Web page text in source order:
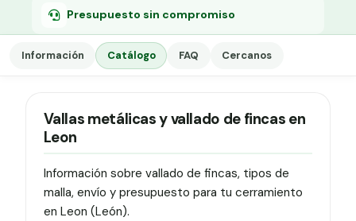
Presupuesto sin compromiso
Información Catálogo FAQ Cercanos
Vallas metálicas y vallado de fincas en
Leon
Información sobre vallado de fincas, tipos de
malla, envío y presupuesto para tu cerramiento
en Leon (León).